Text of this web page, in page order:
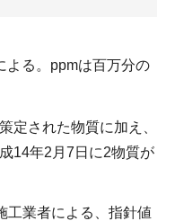
る。ppmは百万分の
定された物質に加え、
14年2月7日に2物質が
工業者による、指針値